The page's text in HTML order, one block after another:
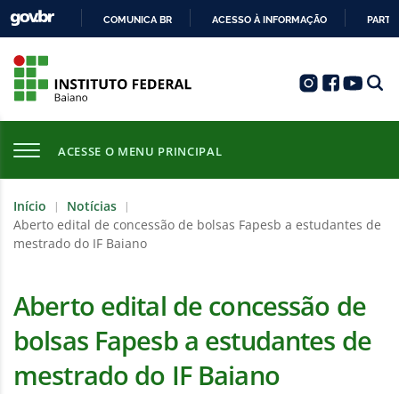
COMUNICA BR ACESSO À INFORMAÇÃO
ACESSE O MENU PRINCIPAL
Início | Notícias |
Aberto edital de concessão de bolsas Fapesb a estudantes de
mestrado do IF Baiano
Aberto edital de concessão de
bolsas Fapesb a estudantes de
mestrado do IF Baiano